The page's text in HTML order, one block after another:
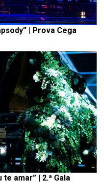
| Prova Cega
amar” | 2.ª Gala